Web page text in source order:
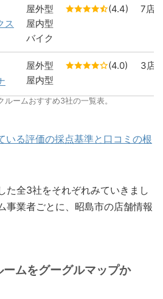
ス
屋外型
屋内型
バイク
(4.4) 7店
屋外型
屋内型
(4.0) 3店
ルームおすすめ3社の一覧表。
る評価の採点基準と口コミの根
た全3社をそれぞれみていきまし
事業者ごとに、昭島市の店舗情報
ムをグーグルマップか